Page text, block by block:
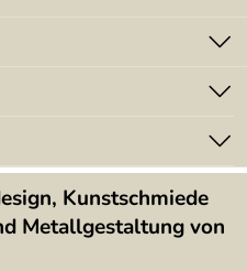
Kunstschmiede
Metallgestaltung von